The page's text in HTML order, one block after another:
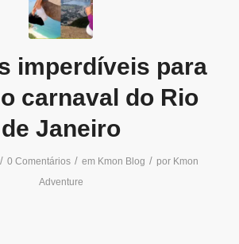
imperdíveis para
carnaval do Rio
de Janeiro
/ 0 Comentários / em Kmon Blog / por Kmon
Adventure